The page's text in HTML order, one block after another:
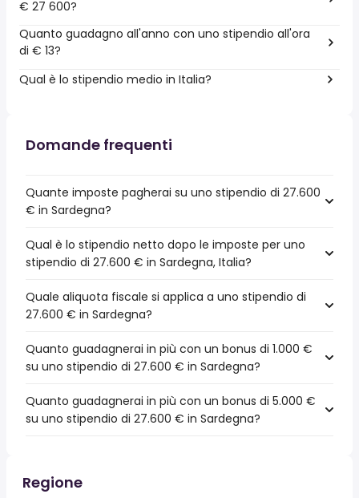
€ 27 600?
Quanto guadagno all'anno con uno stipendio all'ora
di € 13?
Qual è lo stipendio medio in Italia?
Domande frequenti
Quante imposte pagherai su uno stipendio di 27.600
€ in Sardegna?
Qual è lo stipendio netto dopo le imposte per uno
stipendio di 27.600 € in Sardegna, Italia?
Quale aliquota fiscale si applica a uno stipendio di
27.600 € in Sardegna?
Quanto guadagnerai in più con un bonus di 1.000 €
su uno stipendio di 27.600 € in Sardegna?
Quanto guadagnerai in più con un bonus di 5.000 €
su uno stipendio di 27.600 € in Sardegna?
Regione